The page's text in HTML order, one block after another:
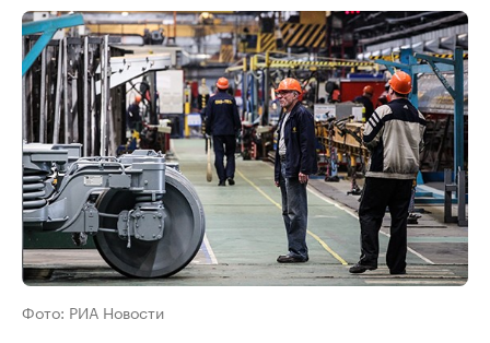
Фото: РИА Новости